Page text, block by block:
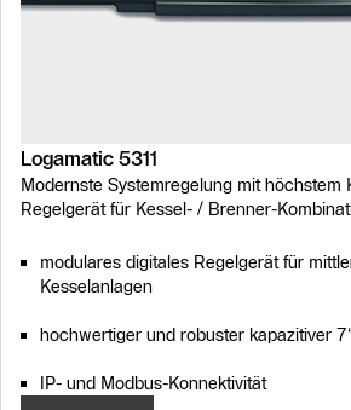
Logamatic 5311
Modernste Systemregelung mit höchstem
Regelgerät für Kessel- / Brenner-
modulares digitales Regelgerät für
Kesselanlagen
hochwertiger und robuster kapazitiver
IP- und Modbus-Konnektivität